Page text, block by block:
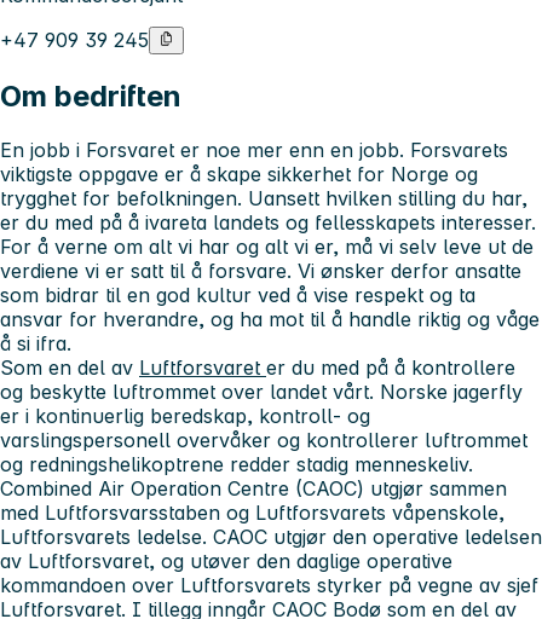
+47 909 39 245
Om bedriften
En jobb i Forsvaret er noe mer enn en jobb. Forsvarets
viktigste oppgave er å skape sikkerhet for Norge og
trygghet for befolkningen. Uansett hvilken stilling du har,
er du med på å ivareta landets og fellesskapets interesser.
For å verne om alt vi har og alt vi er, må vi selv leve ut de
verdiene vi er satt til å forsvare. Vi ønsker derfor ansatte
som bidrar til en god kultur ved å vise respekt og ta
ansvar for hverandre, og ha mot til å handle riktig og våge
å si ifra.
Som en del av Luftforsvaret er du med på å kontrollere
og beskytte luftrommet over landet vårt. Norske jagerfly
er i kontinuerlig beredskap, kontroll- og
varslingspersonell overvåker og kontrollerer luftrommet
og redningshelikoptrene redder stadig menneskeliv.
Combined Air Operation Centre (CAOC) utgjør sammen
med Luftforsvarsstaben og Luftforsvarets våpenskole,
Luftforsvarets ledelse. CAOC utgjør den operative ledelsen
av Luftforsvaret, og utøver den daglige operative
kommandoen over Luftforsvarets styrker på vegne av sjef
Luftforsvaret. I tillegg inngår CAOC Bodø som en del av